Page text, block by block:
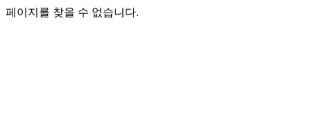
페이지를 찾을 수 없습니다.